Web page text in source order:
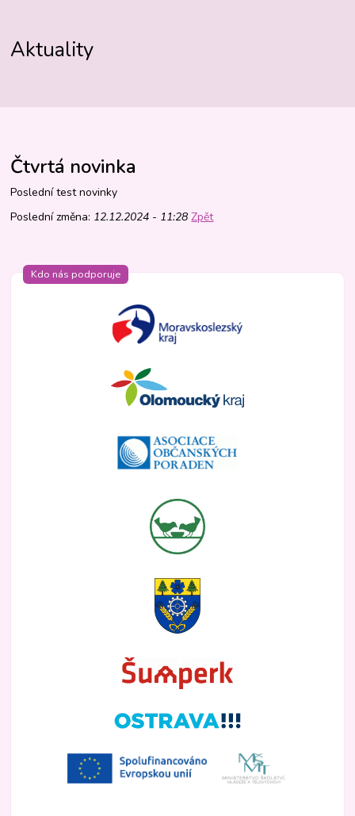
Aktuality
Čtvrtá novinka
Poslední test novinky
Poslední změna: 12.12.2024 - 11:28 Zpět
Kdo nás podporuje